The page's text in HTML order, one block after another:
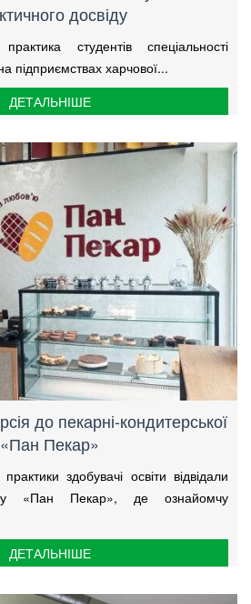
досвіду
студентів спеціальності
підприємствах харчової...
ДЕТАЛЬНІШЕ
до пекарні-кондитерської
«Пан Пекар»
здобувачі освіти відвідали
«Пан Пекар», де ознайомчу
ДЕТАЛЬНІШЕ